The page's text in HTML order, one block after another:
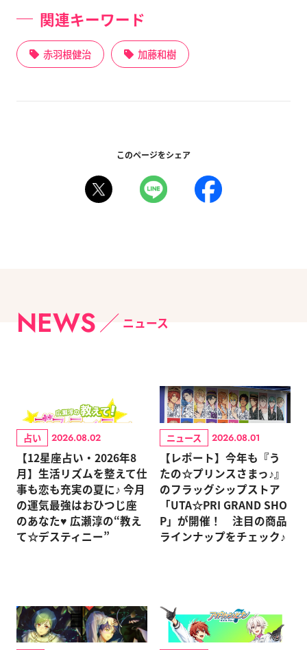
関連キーワード
赤羽根健治 加藤和樹
このページをシェア
NEWS ニュース
占い 2026.08.02
【12星座占い・2026年8
月】生活リズムを整えて仕
事も恋も充実の夏に♪ 今月
の運気最強はおひつじ座
のあなた♥ 広瀬淳の“教え
て☆デスティニー”
ニュース 2026.08.01
【レポート】今年も『う
たの☆プリンスさまっ♪』
のフラッグシップストア
「UTA☆PRI GRAND SHO
P」が開催！ 注目の商品
ラインナップをチェック♪